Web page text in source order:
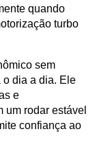
quando
turbo
sem
o dia a dia. Ele
e
um rodar estável
confiança ao